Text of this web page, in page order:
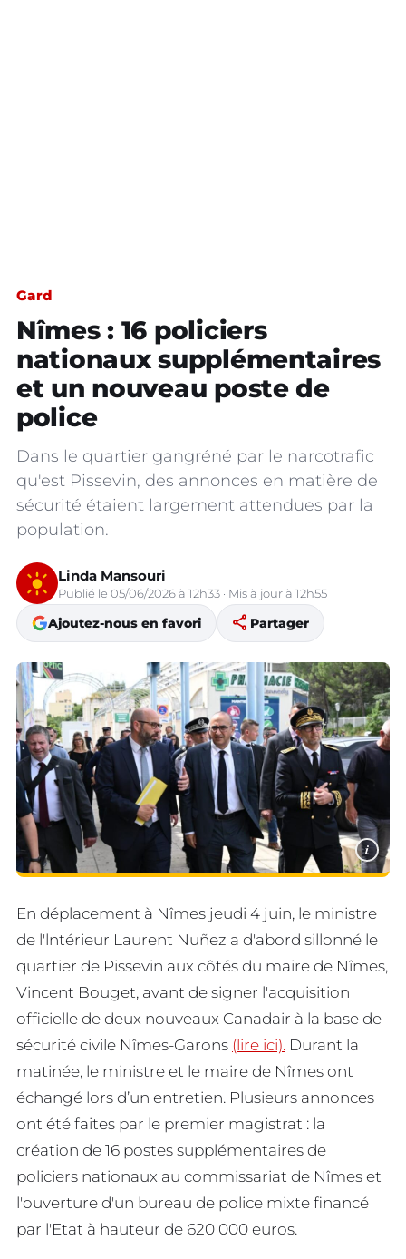
Gard
Nîmes : 16 policiers
nationaux supplémentaires
et un nouveau poste de
police
Dans le quartier gangréné par le narcotrafic
qu'est Pissevin, des annonces en matière de
sécurité étaient largement attendues par la
population.
Linda Mansouri
Publié le 05/06/2026 à 12h33 · Mis à jour à 12h55
Ajoutez-nous en favori share Partager
i
En déplacement à Nîmes jeudi 4 juin, le ministre
de l'lntérieur Laurent Nuñez a d'abord sillonné le
quartier de Pissevin aux côtés du maire de Nîmes,
Vincent Bouget, avant de signer l'acquisition
officielle de deux nouveaux Canadair à la base de
sécurité civile Nîmes-Garons (lire ici). Durant la
matinée, le ministre et le maire de Nîmes ont
échangé lors d’un entretien. Plusieurs annonces
ont été faites par le premier magistrat : la
création de 16 postes supplémentaires de
policiers nationaux au commissariat de Nîmes et
l'ouverture d'un bureau de police mixte financé
par l'Etat à hauteur de 620 000 euros.